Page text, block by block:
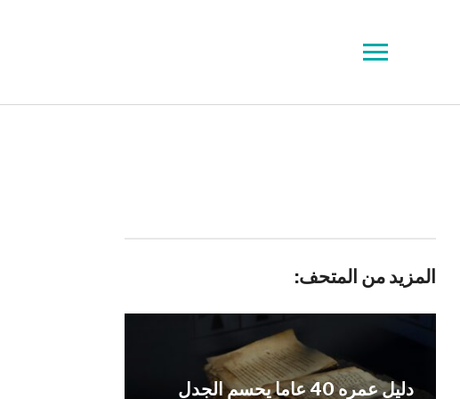
Toggle
المزيد من المتحف:
دليل عمره 40 عاما يحسم الجدل